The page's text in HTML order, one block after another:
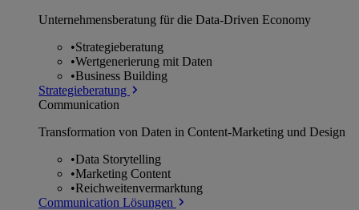
Unternehmens­beratung für die Data-Driven Economy
•Strategieberatung
•Wertgenerierung mit Daten
•Business Building
Strategieberatung
Communication
Transformation von Daten in Content-Marketing und Design
•Data Storytelling
•Marketing Content
•Reichweitenvermarktung
Communication Lösungen